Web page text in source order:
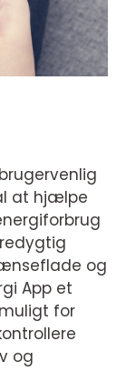
at hjælpe
og
App et
for
og